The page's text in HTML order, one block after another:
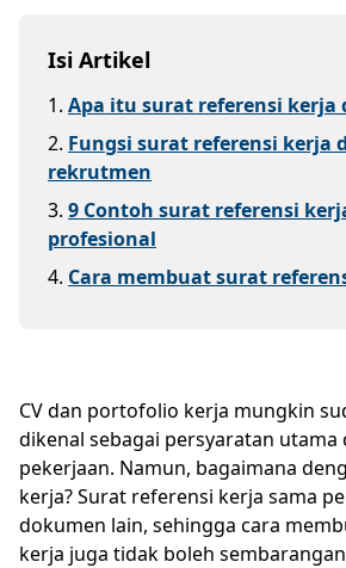
Isi Artikel
1. Apa itu surat referensi kerja
2. Fungsi surat referensi kerja
rekrutmen
3. 9 Contoh surat referensi
profesional
4. Cara membuat surat
CV dan portofolio kerja mungkin
dikenal sebagai persyaratan utama
pekerjaan. Namun, bagaimana
kerja? Surat referensi kerja sama
dokumen lain, sehingga cara
kerja juga tidak boleh